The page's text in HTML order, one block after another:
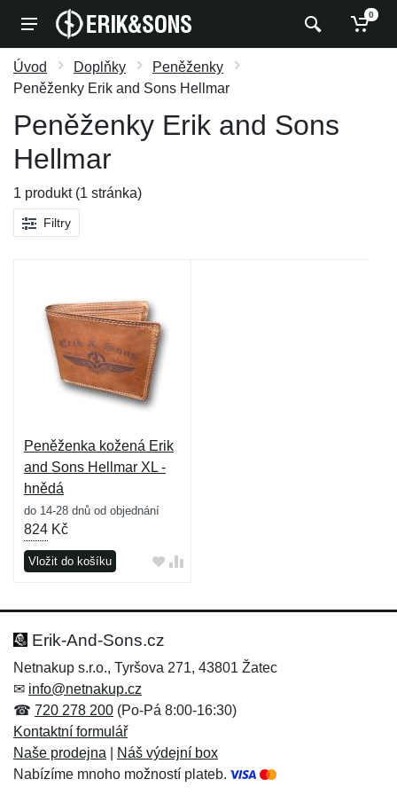
0
Úvod Doplňky
Peněženky
Peněženky Erik and Sons Hellmar
Peněženky Erik and Sons
Hellmar
1 produkt (1 stránka)
Filtry
Peněženka kožená Erik
and Sons Hellmar XL -
hnědá
do 14-28 dnů od objednání
824 Kč
Vložit do košíku
Erik-And-Sons.cz
Netnakup s.r.o., Tyršova 271, 43801 Žatec
✉ info@netnakup.cz
☎ 720 278 200 (Po-Pá 8:00-16:30)
Kontaktní formulář
Naše prodejna
Náš výdejní box
Nabízíme mnoho možností plateb.